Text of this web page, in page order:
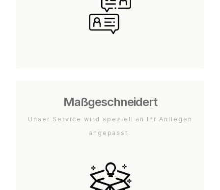
Maßgeschneidert
Unser Service wird speziell an Ihr Anliegen
angepasst.